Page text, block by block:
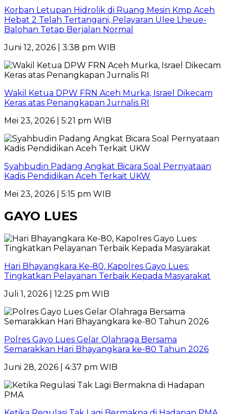
Korban Letupan Hidrolik di Ruang Mesin Kmp Aceh
Hebat 2 Telah Tertangani, Pelayaran Ulee Lheue-
Balohan Tetap Berjalan Normal
Juni 12, 2026 | 3:38 pm WIB
Wakil Ketua DPW FRN Aceh Murka, Israel Dikecam
Keras atas Penangkapan Jurnalis RI
Mei 23, 2026 | 5:21 pm WIB
Syahbudin Padang Angkat Bicara Soal Pernyataan
Kadis Pendidikan Aceh Terkait UKW
Mei 23, 2026 | 5:15 pm WIB
GAYO LUES
Hari Bhayangkara Ke-80, Kapolres Gayo Lues:
Tingkatkan Pelayanan Terbaik Kepada Masyarakat
Juli 1, 2026 | 12:25 pm WIB
Polres Gayo Lues Gelar Olahraga Bersama
Semarakkan Hari Bhayangkara ke-80 Tahun 2026
Juni 28, 2026 | 4:37 pm WIB